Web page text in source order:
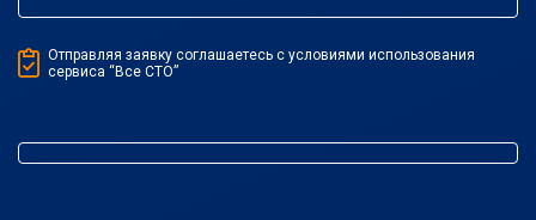
Отправляя заявку соглашаетесь с условиями использования
сервиса “Все СТО”